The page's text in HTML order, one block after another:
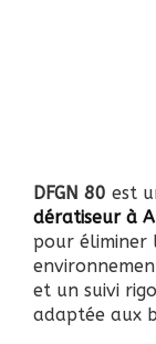
DFGN 80 est
dératiseur à
pour éliminer
et un suivi
adaptée aux